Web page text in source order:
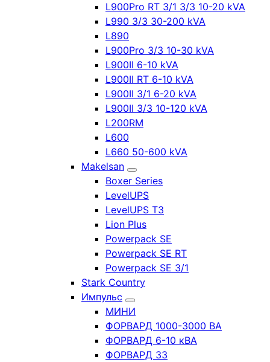
L900Pro RT 3/1 3/3 10-20 kVA
L990 3/3 30-200 kVA
L890
L900Pro 3/3 10-30 kVA
L900II 6-10 kVA
L900II RT 6-10 kVA
L900II 3/1 6-20 kVA
L900II 3/3 10-120 kVA
L200RM
L600
L660 50-600 kVA
Makelsan
Boxer Series
LevelUPS
LevelUPS T3
Lion Plus
Powerpack SE
Powerpack SE RT
Powerpack SE 3/1
Stark Country
Импульс
МИНИ
ФОРВАРД 1000-3000 ВА
ФОРВАРД 6-10 кВА
ФОРВАРД 33